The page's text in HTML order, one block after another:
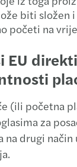
biti složen
početi na
EU
(ili početna
za
na drugi način